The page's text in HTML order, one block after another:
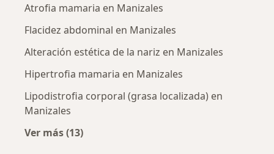
Atrofia mamaria en Manizales
Flacidez abdominal en Manizales
Alteración estética de la nariz en Manizales
Hipertrofia mamaria en Manizales
Lipodistrofia corporal (grasa localizada) en
Manizales
Ver más (13)